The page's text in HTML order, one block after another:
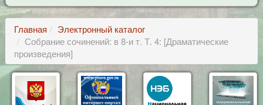
Главная
Электронный каталог
Собрание сочинений: в 8-и т. Т. 4: [Драматические
произведения]